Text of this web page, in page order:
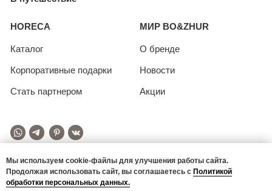
Мы используем cookie-файлы для улучшения работы сайта.
Продолжая использовать сайт, вы соглашаетесь с Политикой
обработки персональных данных.